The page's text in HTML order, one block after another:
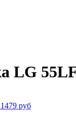
LG
руб